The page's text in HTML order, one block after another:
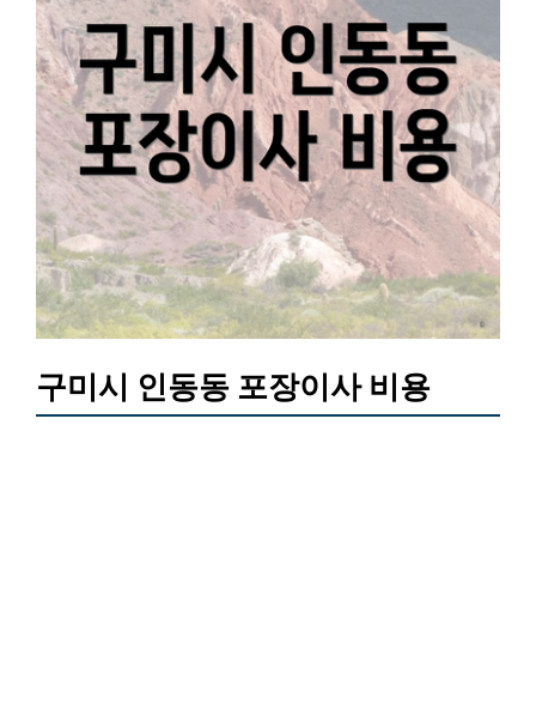
구미시 인동동 포장이사 비용